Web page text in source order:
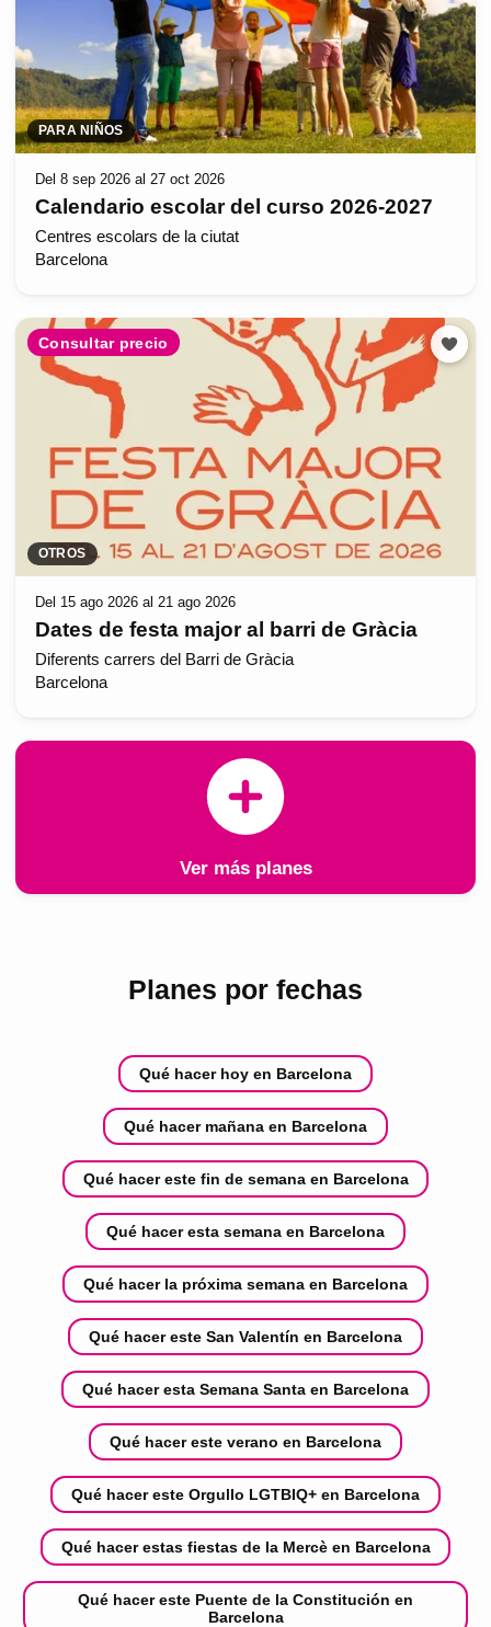
PARA NIÑOS
Del 8 sep 2026 al 27 oct 2026
Calendario escolar del curso 2026-2027
Centres escolars de la ciutat
Barcelona
Consultar precio
OTROS
Del 15 ago 2026 al 21 ago 2026
Dates de festa major al barri de Gràcia
Diferents carrers del Barri de Gràcia
Barcelona
Ver más planes
Planes por fechas
Qué hacer hoy en Barcelona
Qué hacer mañana en Barcelona
Qué hacer este fin de semana en Barcelona
Qué hacer esta semana en Barcelona
Qué hacer la próxima semana en Barcelona
Qué hacer este San Valentín en Barcelona
Qué hacer esta Semana Santa en Barcelona
Qué hacer este verano en Barcelona
Qué hacer este Orgullo LGTBIQ+ en Barcelona
Qué hacer estas fiestas de la Mercè en Barcelona
Qué hacer este Puente de la Constitución en
Barcelona